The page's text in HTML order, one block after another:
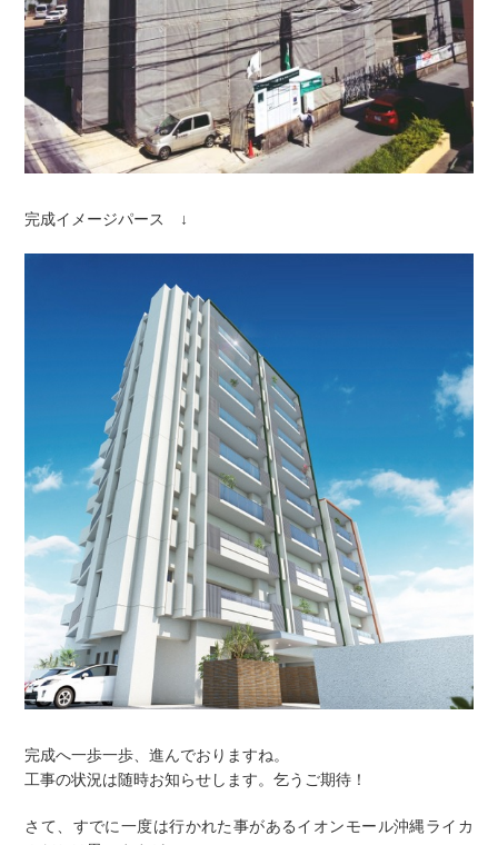
完成イメージパース ↓
完成へ一歩一歩、進んでおりますね。
工事の状況は随時お知らせします。乞うご期待！
さて、すでに一度は行かれた事があるイオンモール沖縄ライカ